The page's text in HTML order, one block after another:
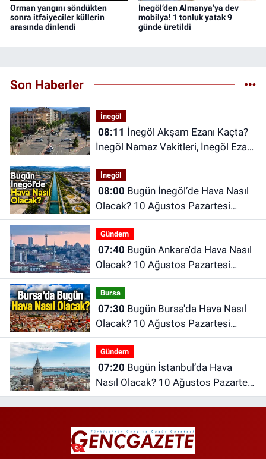
Orman yangını söndükten
sonra itfaiyeciler küllerin
arasında dinlendi
İnegöl’den Almanya’ya dev
mobilya! 1 tonluk yatak 9
günde üretildi
Son Haberler
İnegöl
08:11
İnegöl Namaz Vakitleri, İnegöl Ezan
Saatleri | 10 Ağustos 2026
Pazartesi
İnegöl
08:00
Olacak? 10 Ağustos Pazartesi
İnegöl Hava Durumu
Gündem
07:40
Olacak? 10 Ağustos Pazartesi
Ankara Hava Durumu
Bursa
07:30
Olacak? 10 Ağustos Pazartesi
İnegöl Hava Durumu
Gündem
07:20
Nasıl Olacak? 10 Ağustos Pazartesi
İstanbul Hava Durumu